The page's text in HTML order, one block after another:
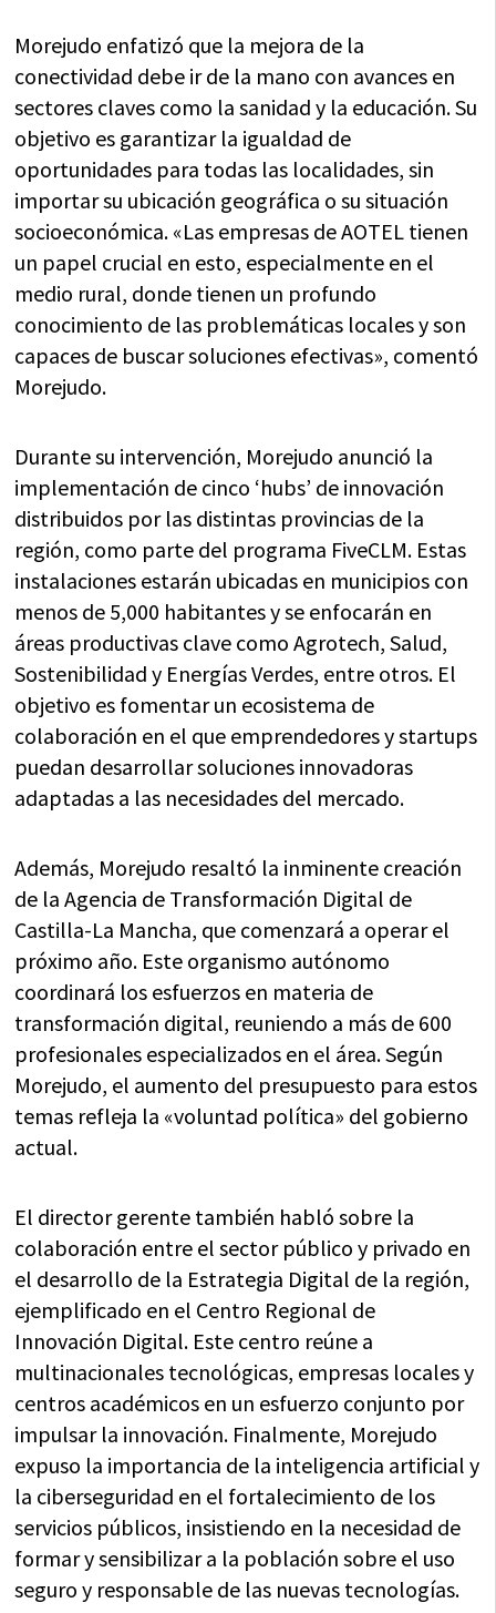
Morejudo enfatizó que la mejora de la
conectividad debe ir de la mano con avances en
sectores claves como la sanidad y la educación. Su
objetivo es garantizar la igualdad de
oportunidades para todas las localidades, sin
importar su ubicación geográfica o su situación
socioeconómica. «Las empresas de AOTEL tienen
un papel crucial en esto, especialmente en el
medio rural, donde tienen un profundo
conocimiento de las problemáticas locales y son
capaces de buscar soluciones efectivas», comentó
Morejudo.
Durante su intervención, Morejudo anunció la
implementación de cinco ‘hubs’ de innovación
distribuidos por las distintas provincias de la
región, como parte del programa FiveCLM. Estas
instalaciones estarán ubicadas en municipios con
menos de 5,000 habitantes y se enfocarán en
áreas productivas clave como Agrotech, Salud,
Sostenibilidad y Energías Verdes, entre otros. El
objetivo es fomentar un ecosistema de
colaboración en el que emprendedores y startups
puedan desarrollar soluciones innovadoras
adaptadas a las necesidades del mercado.
Además, Morejudo resaltó la inminente creación
de la Agencia de Transformación Digital de
Castilla-La Mancha, que comenzará a operar el
próximo año. Este organismo autónomo
coordinará los esfuerzos en materia de
transformación digital, reuniendo a más de 600
profesionales especializados en el área. Según
Morejudo, el aumento del presupuesto para estos
temas refleja la «voluntad política» del gobierno
actual.
El director gerente también habló sobre la
colaboración entre el sector público y privado en
el desarrollo de la Estrategia Digital de la región,
ejemplificado en el Centro Regional de
Innovación Digital. Este centro reúne a
multinacionales tecnológicas, empresas locales y
centros académicos en un esfuerzo conjunto por
impulsar la innovación. Finalmente, Morejudo
expuso la importancia de la inteligencia artificial y
la ciberseguridad en el fortalecimiento de los
servicios públicos, insistiendo en la necesidad de
formar y sensibilizar a la población sobre el uso
seguro y responsable de las nuevas tecnologías.